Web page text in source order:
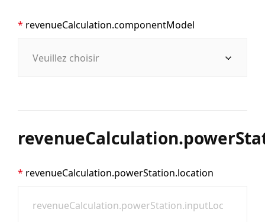
revenueCalculation.componentModel
revenueCalculation.powerStation.location